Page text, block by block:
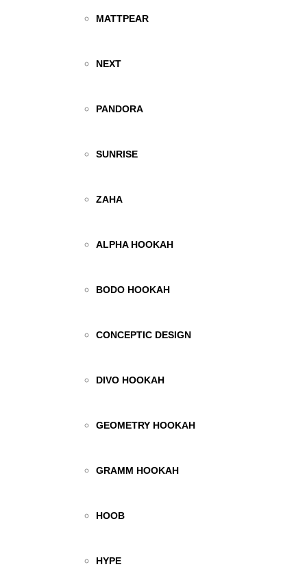
MATTPEAR
NEXT
PANDORA
SUNRISE
ZAHA
ALPHA HOOKAH
BODO HOOKAH
CONCEPTIC DESIGN
DIVO HOOKAH
GEOMETRY HOOKAH
GRAMM HOOKAH
HOOB
HYPE